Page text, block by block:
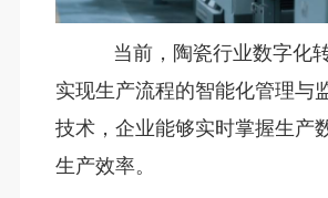
当前，陶瓷行业数字化转
实现生产流程的智能化管理与
技术，企业能够实时掌握生产
生产效率。